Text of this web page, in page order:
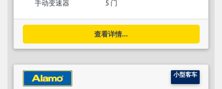
手动变速器 5 门
查看详情...
小型客车